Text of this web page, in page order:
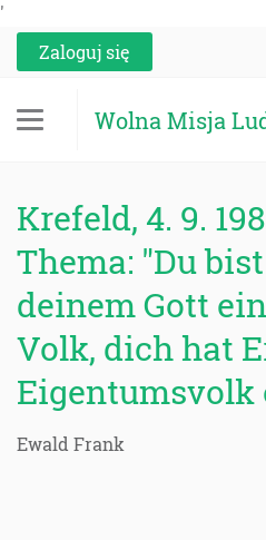
'
Zaloguj się
Wolna Misja
Krefeld, 4. 9.
Thema: "Du
deinem Gott
Volk, dich hat
Eigentumsvolk
Ewald Frank